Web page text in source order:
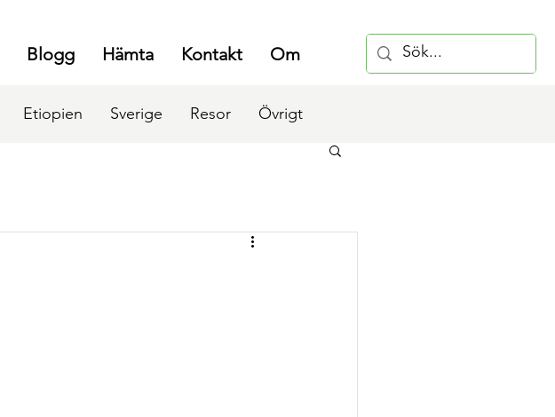
Blogg Hämta Kontakt Om
Etiopien Sverige Resor Övrigt